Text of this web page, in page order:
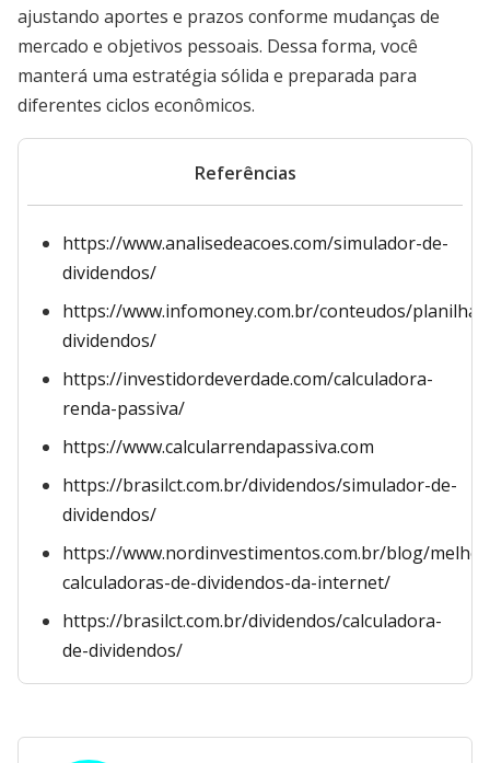
ajustando aportes e prazos conforme mudanças de
mercado e objetivos pessoais. Dessa forma, você
manterá uma estratégia sólida e preparada para
diferentes ciclos econômicos.
Referências
https://www.analisedeacoes.com/simulador-de-
dividendos/
https://www.infomoney.com.br/conteudos/
dividendos/
https://investidordeverdade.com/calculadora-
renda-passiva/
https://www.calcularrendapassiva.com
https://brasilct.com.br/dividendos/simulador-de-
dividendos/
https://www.nordinvestimentos.com.br/blog/
calculadoras-de-dividendos-da-internet/
https://brasilct.com.br/dividendos/calculadora-
de-dividendos/